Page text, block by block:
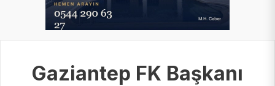
Gaziantep FK Başkanı